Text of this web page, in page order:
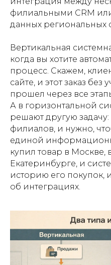
филиальными CRM
данных региональных
Вертикальная
когда вы хотите
процесс. Скажем,
сайте, и этот заказ без
прошел через все
А в горизонтальной
решают другую задачу:
филиалов, и нужно,
единой
купил товар в Москве,
Екатеринбурге, и
историю его
об интеграциях.